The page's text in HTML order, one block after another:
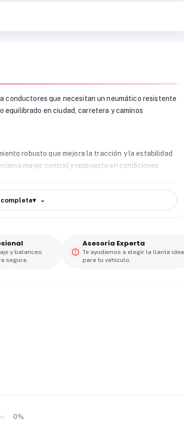
conductores que necesitan un neumático resistente
equilibrado en ciudad, carretera y caminos
robusto que mejora la tracción y la estabilidad
mayor control y respuesta en condiciones
Hankook 215/75 R15ofrece buen agarre en
y la confianza al conducir.
neumático. Además, mantiene un nivel de
largos.
▾
y balanceo
segura.
Asesoría Experta
Te ayudamos a elegir la llanta
para tu vehículo.
0%